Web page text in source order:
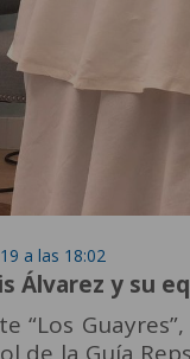
a las 18:02
Álvarez y su
“Los
de la Guía